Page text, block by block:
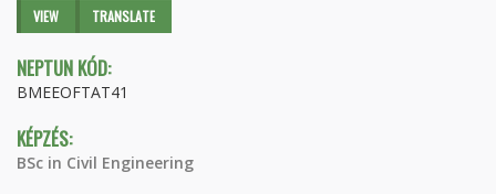
Primary tabs
VIEW (ACTIVETRANSLATE
NEPTUN KÓD:
BMEEOFTAT41
KÉPZÉS:
BSc in Civil Engineering